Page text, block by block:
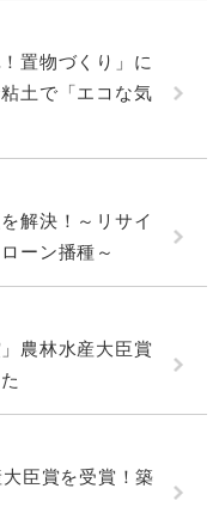
置物づくり」に
土で「エコな気
解決！～リサイ
ーン播種～
農林水産大臣賞
臣賞を受賞！築